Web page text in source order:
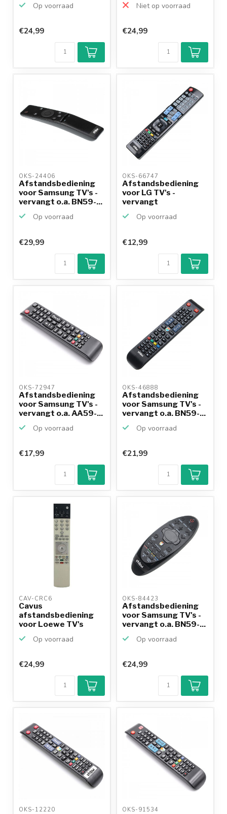
Op voorraad
€24,99
Niet op voorraad
€24,99
OKS-24406
Afstandsbediening
voor Samsung TV's -
vervangt o.a. BN59-...
Op voorraad
€29,99
OKS-66747
Afstandsbediening
voor LG TV's -
vervangt
Op voorraad
€12,99
OKS-72947
Afstandsbediening
voor Samsung TV's -
vervangt o.a. AA59-...
Op voorraad
€17,99
OKS-46888
Afstandsbediening
voor Samsung TV's -
vervangt o.a. BN59-...
Op voorraad
€21,99
CAV-CRC6
Cavus
afstandsbediening
voor Loewe TV's
Op voorraad
€24,99
OKS-84423
Afstandsbediening
voor Samsung TV's -
vervangt o.a. BN59-...
Op voorraad
Klantenbeoordeling
9,2/10
Achteraf
betalen mogelijk
€24,99
OKS-12220 OKS-91534